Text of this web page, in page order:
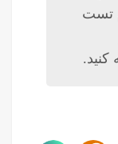
تست
کنید.